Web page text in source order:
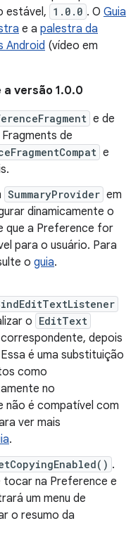
estável, 1.0.0 . O Guia
e a palestra da
Android (vídeo em
versão 1.0.0
e de
de
e
SummaryProvider em
dinamicamente o
que a Preference for
para o usuário. Para
o guia.
o EditText
depois
é uma substituição
como
no
não é compatível com
ver mais
.
.
tocar na Preference e
um menu de
o resumo da